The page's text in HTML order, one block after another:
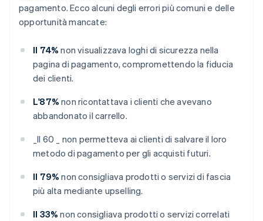
pagamento. Ecco alcuni degli errori più comuni e delle
opportunità mancate:
Il 74% non visualizzava loghi di sicurezza nella
pagina di pagamento, compromettendo la fiducia
dei clienti.
L'87% non ricontattava i clienti che avevano
abbandonato il carrello.
_Il 60 _
non permetteva ai clienti di salvare il loro
metodo di pagamento per gli acquisti futuri.
Il 79% non consigliava prodotti o servizi di fascia
più alta mediante upselling.
Il 33% non consigliava prodotti o servizi correlati